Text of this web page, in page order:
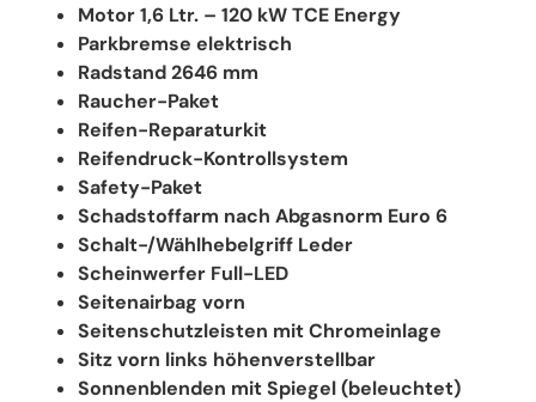
Motor 1,6 Ltr. – 120 kW TCE Energy
Parkbremse elektrisch
Radstand 2646 mm
Raucher-Paket
Reifen-Reparaturkit
Reifendruck-Kontrollsystem
Safety-Paket
Schadstoffarm nach Abgasnorm Euro 6
Schalt-/Wählhebelgriff Leder
Scheinwerfer Full-LED
Seitenairbag vorn
Seitenschutzleisten mit Chromeinlage
Sitz vorn links höhenverstellbar
Sonnenblenden mit Spiegel (beleuchtet)